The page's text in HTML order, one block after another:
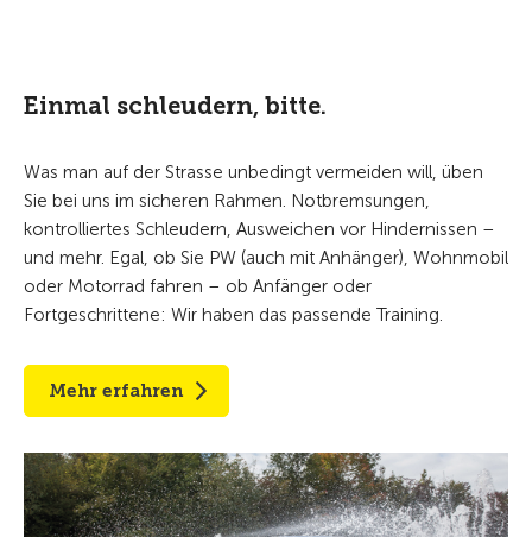
Einmal schleudern, bitte.
Was man auf der Strasse unbedingt vermeiden will, üben
Sie bei uns im sicheren Rahmen. Notbremsungen,
kontrolliertes Schleudern, Ausweichen vor Hindernissen –
und mehr. Egal, ob Sie PW (auch mit Anhänger), Wohnmobil
oder Motorrad fahren – ob Anfänger oder
Fortgeschrittene: Wir haben das passende Training.
Mehr erfahren